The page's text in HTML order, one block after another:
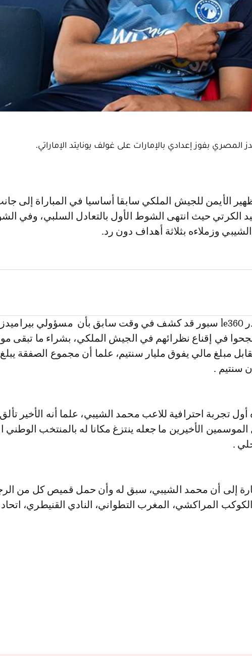
بفوز إعدادي بالإمارات على غولف يونايتد الإماراتي.
الكرتي حيث انتهى الشوط الأول بالتعادل السلبي، وفي
الشيبي وزملاءه بثلاثة أهداف دون رد.
وكان مصدر le360 سبور قد كشف في وقت سابق بأن مسؤولي بيراميدز
في إقناع نظرائهم في الجيش الملكي، بشراء ما تبقى
أول تجربة احترافية للاعب محمد الشيبي، علما أنه الأخير
الأخيرين ما جعله ينتزغ مكانا له بالمنتخب الوطني
.
إلى أن محمد الشيبي، سبق له وأن حمل قميص كل من
المراكشي، المغرب التطواني، النادي القنيطري،